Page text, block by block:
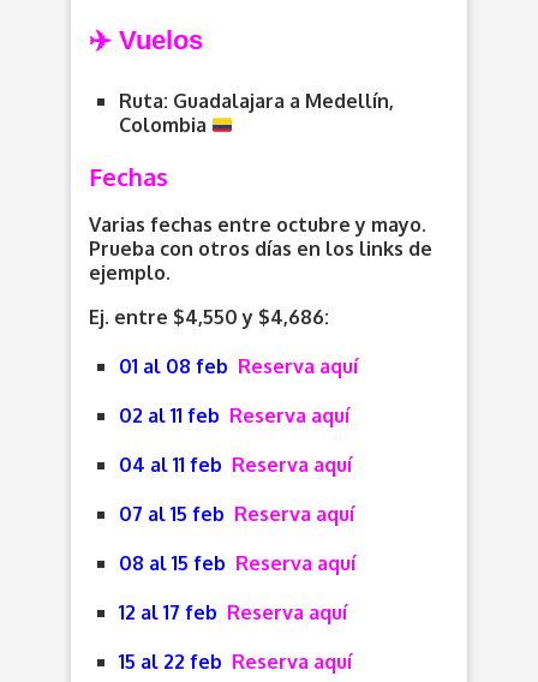
✈️ Vuelos
Ruta: Guadalajara a Medellín,
Colombia
Fechas
Varias fechas entre octubre y mayo.
Prueba con otros días en los links de
ejemplo.
Ej. entre $4,550 y $4,686:
01 al 08 feb Reserva aquí
02 al 11 feb Reserva aquí
04 al 11 feb Reserva aquí
07 al 15 feb Reserva aquí
08 al 15 feb Reserva aquí
12 al 17 feb Reserva aquí
15 al 22 feb Reserva aquí